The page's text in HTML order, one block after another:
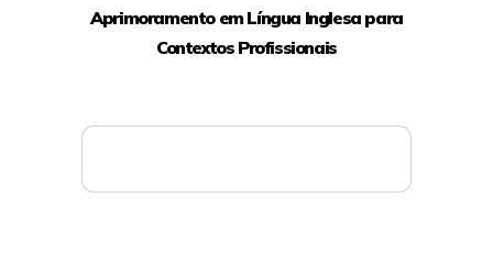
Aprimoramento em Língua Inglesa para
Contextos Profissionais